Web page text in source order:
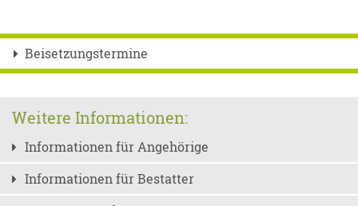
Beisetzungstermine
Weitere Informationen:
Informationen für Angehörige
Informationen für Bestatter